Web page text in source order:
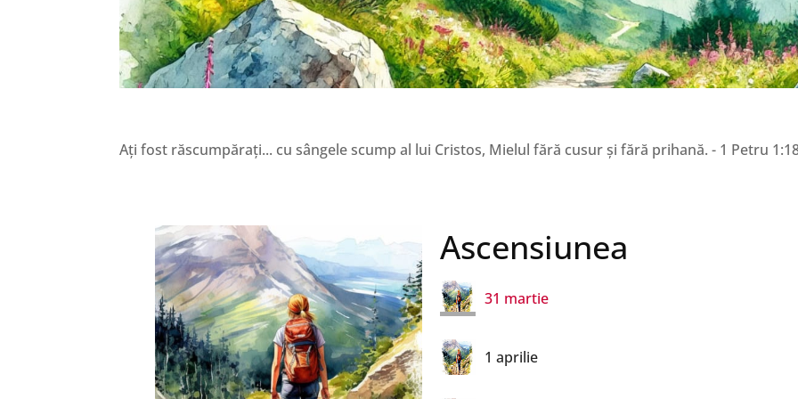
Ați fost răscumpărați... cu sângele scump al lui Cristos, Mielul fără cusur și fără prihană. - 1 Petru
Ascensiunea
26 martie
27 martie
30 martie
31 martie
1 aprilie